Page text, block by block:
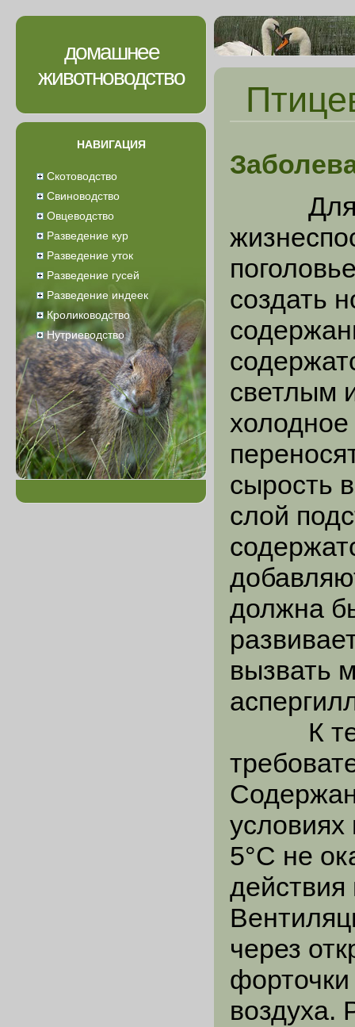
домашнее
животноводство
НАВИГАЦИЯ
Скотоводство
Свиноводство
Овцеводство
Разведение кур
Разведение уток
Разведение гусей
Разведение индеек
Кролиководство
Нутриеводство
Для
создать
светлым
сырость
слой
должна
вызвать
К
5°С не
действия
через
воздуха.